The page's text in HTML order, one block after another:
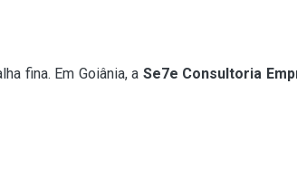
fina. Em Goiânia, a Se7e Consultoria